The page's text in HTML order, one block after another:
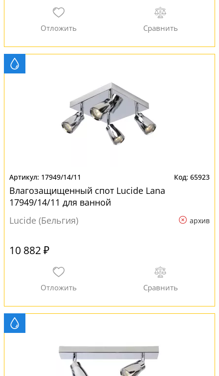
17949/14/11 65923
Влагозащищенный спот Lucide Lana
17949/14/11 для ванной
Lucide (Бельгия)
архив
10 882 ₽